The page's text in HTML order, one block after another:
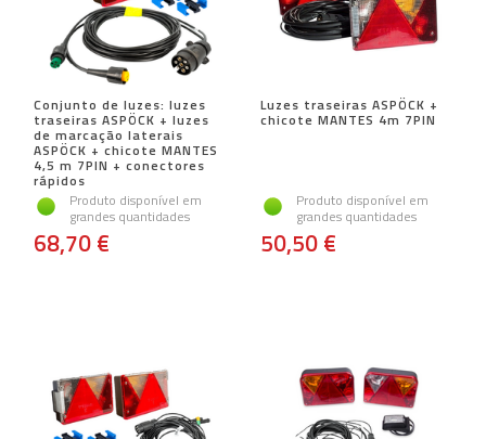
Conjunto de luzes: luzes
traseiras ASPÖCK + luzes
de marcação laterais
ASPÖCK + chicote MANTES
4,5 m 7PIN + conectores
rápidos
Produto disponível em
grandes quantidades
68,70 €
Luzes traseiras ASPÖCK +
chicote MANTES 4m 7PIN
Produto disponível em
grandes quantidades
50,50 €